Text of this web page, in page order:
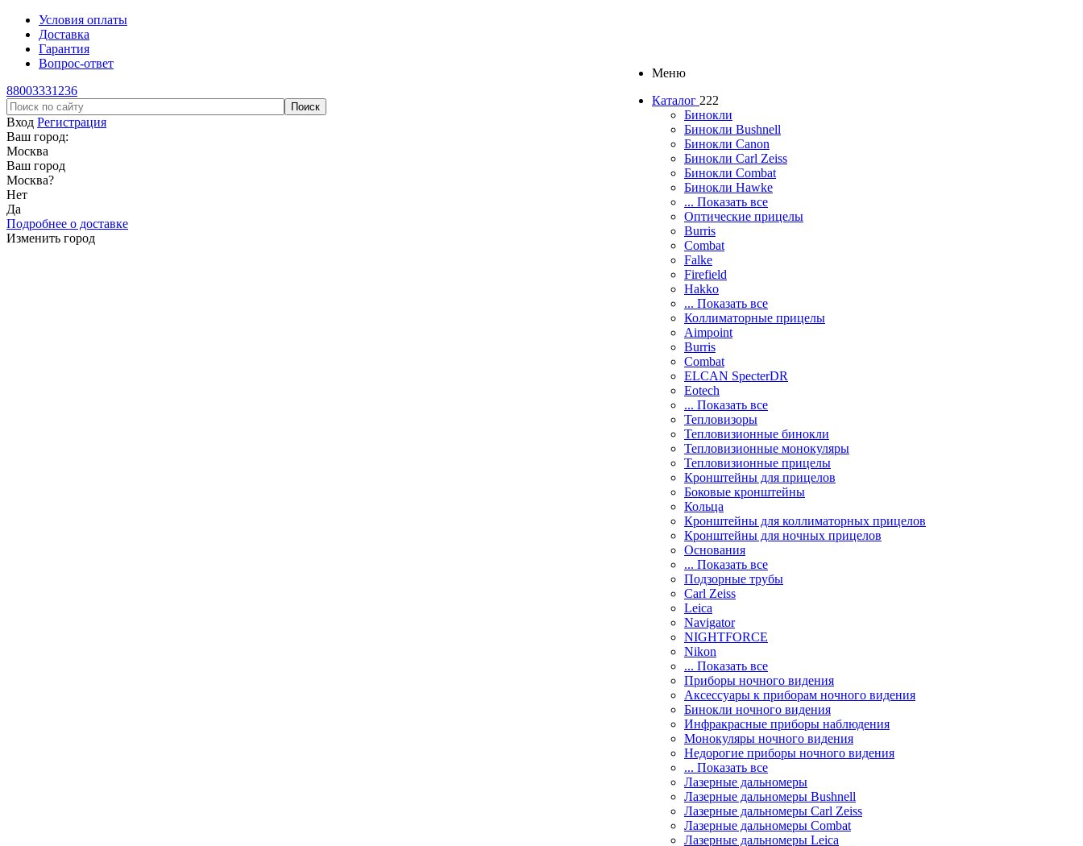
Условия оплаты
Доставка
Гарантия
Вопрос-ответ
88003331236
Вход Регистрация
Ваш город:
Москва
Ваш город
Москва?
Нет
Да
Подробнее о доставке
Изменить город
Меню
Каталог 222
Бинокли
Бинокли Bushnell
Бинокли Canon
Бинокли Carl Zeiss
Бинокли Combat
Бинокли Hawke
... Показать все
Оптические прицелы
Burris
Combat
Falke
Firefield
Hakko
... Показать все
Коллиматорные прицелы
Aimpoint
Burris
Combat
ELCAN SpecterDR
Eotech
... Показать все
Тепловизоры
Тепловизионные бинокли
Тепловизионные монокуляры
Тепловизионные прицелы
Кронштейны для прицелов
Боковые кронштейны
Кольца
Кронштейны для коллиматорных прицелов
Кронштейны для ночных прицелов
Основания
... Показать все
Подзорные трубы
Carl Zeiss
Leica
Navigator
NIGHTFORCE
Nikon
... Показать все
Приборы ночного видения
Аксессуары к приборам ночного видения
Бинокли ночного видения
Инфракрасные приборы наблюдения
Монокуляры ночного видения
Недорогие приборы ночного видения
... Показать все
Лазерные дальномеры
Лазерные дальномеры Bushnell
Лазерные дальномеры Carl Zeiss
Лазерные дальномеры Combat
Лазерные дальномеры Leica